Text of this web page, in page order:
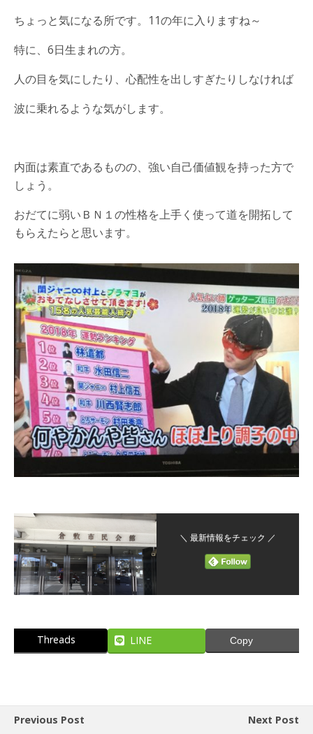
ちょっと気になる所です。11の年に入りますね～
特に、6日生まれの方。
人の目を気にしたり、心配性を出しすぎたりしなければ
波に乗れるような気がします。
内面は素直であるものの、強い自己価値観を持った方で
しょう。
おだてに弱いＢＮ１の性格を上手く使って道を開拓して
もらえたらと思います。
＼ 最新情報をチェック ／
Threads LINE Copy
Previous Post
Next Post